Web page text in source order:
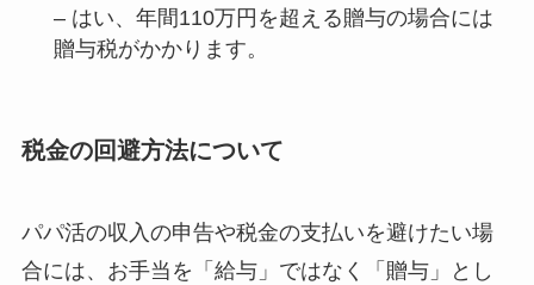
– はい、年間110万円を超える贈与の場合には
贈与税がかかります。
税金の回避方法について
パパ活の収入の申告や税金の支払いを避けたい場
合には、お手当を「給与」ではなく「贈与」とし